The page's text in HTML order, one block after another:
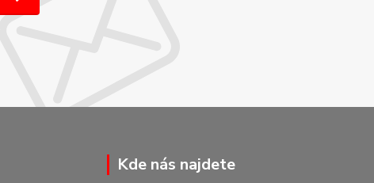
Kde nás najdete